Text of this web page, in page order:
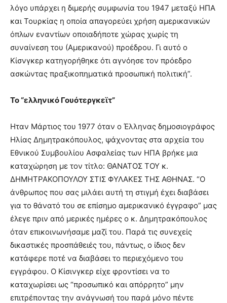
λόγο υπάρχει η διμερής συμφωνία του 1947 μεταξύ ΗΠΑ
και Τουρκίας η οποία απαγορεύει χρήση αμερικανικών
όπλων εναντίων οποιαδήποτε χώρας χωρίς τη
συναίνεση του (Αμερικανού) προέδρου. Γι αυτό ο
Κίσνγκερ κατηγορήθηκε ότι αγνόησε τον πρόεδρο
ασκώντας πραξικοπηματικά προσωπική πολιτική”.
Το “ελληνικό Γουότεργκεϊτ”
Ηταν Μάρτιος του 1977 όταν ο Έλληνας δημοσιογράφος
Ηλίας Δημητρακόπουλος, ψάχνοντας στα αρχεία του
Εθνικού Συμβουλίου Ασφαλείας των ΗΠΑ βρήκε μια
καταχώρηση με τον τίτλο: ΘΑΝΑΤΟΣ ΤΟΥ κ.
ΔΗΜΗΤΡΑΚΟΠΟΥΛΟΥ ΣΤΙΣ ΦΥΛΑΚΕΣ ΤΗΣ ΑΘΗΝΑΣ. “Ο
άνθρωπος που σας μιλάει αυτή τη στιγμή έχει διαβάσει
για το θάνατό του σε επίσημο αμερικανικό έγγραφο” μας
έλεγε πριν από μερικές ημέρες ο κ. Δημητρακόπουλος
όταν επικοινωνήσαμε μαζί του. Παρά τις συνεχείς
δικαστικές προσπάθειές του, πάντως, ο ίδιος δεν
κατάφερε ποτέ να διαβάσει το περιεχόμενο του
εγγράφου. Ο Κίσινγκερ είχε φροντίσει να το
καταχωρίσει ως “προσωπικό και απόρρητο” μην
επιτρέποντας την ανάγνωσή του παρά μόνο πέντε